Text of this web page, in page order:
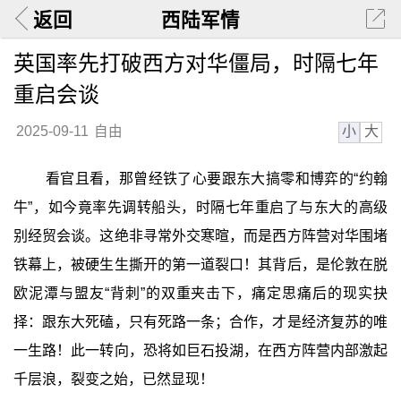
返回 西陆军情
英国率先打破西方对华僵局，时隔七年
重启会谈
2025-09-11 自由 小 大
看官且看，那曾经铁了心要跟东大搞零和博弈的“约翰
牛”，如今竟率先调转船头，时隔七年重启了与东大的高级
别经贸会谈。这绝非寻常外交寒暄，而是西方阵营对华围堵
铁幕上，被硬生生撕开的第一道裂口！其背后，是伦敦在脱
欧泥潭与盟友“背刺”的双重夹击下，痛定思痛后的现实抉
择：跟东大死磕，只有死路一条；合作，才是经济复苏的唯
一生路！此一转向，恐将如巨石投湖，在西方阵营内部激起
千层浪，裂变之始，已然显现！